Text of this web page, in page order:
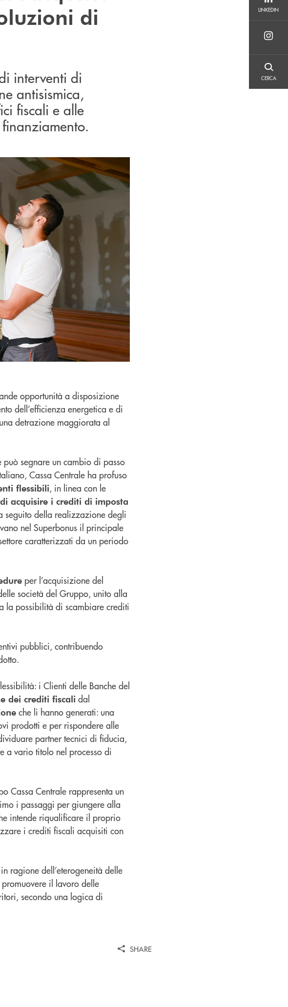
LINKEDIN
CERCA
di
interventi di
antisismica,
fiscali e alle
opportunità a disposizione
dell’efficienza energetica e di
detrazione maggiorata al
segnare un cambio di passo
Cassa Centrale ha profuso
flessibili, in linea con le
acquisire i crediti di imposta
seguito della realizzazione degli
nel Superbonus il principale
caratterizzati da un periodo
per l’acquisizione del
società del Gruppo, unito alla
la possibilità di scambiare crediti
pubblici, contribuendo
i Clienti delle Banche del
dei crediti fiscali dal
che li hanno generati: una
prodotti e per rispondere alle
partner tecnici di fiducia,
a vario titolo nel processo di
Cassa Centrale rappresenta un
i passaggi per giungere alla
intende riqualificare il proprio
i crediti fiscali acquisiti con
ragione dell’eterogeneità delle
il lavoro delle
secondo una logica di
SHARE